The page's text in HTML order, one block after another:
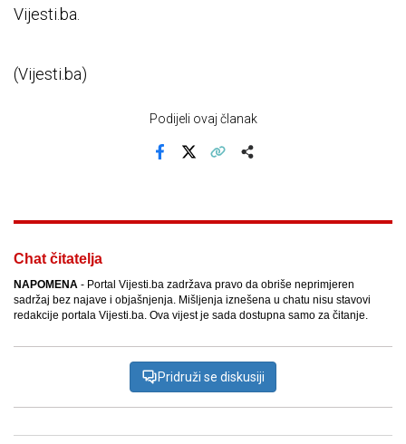
Vijesti.ba.
(Vijesti.ba)
Podijeli ovaj članak
Chat čitatelja
NAPOMENA - Portal Vijesti.ba zadržava pravo da obriše neprimjeren
sadržaj bez najave i objašnjenja. Mišljenja iznešena u chatu nisu stavovi
redakcije portala Vijesti.ba. Ova vijest je sada dostupna samo za čitanje.
Pridruži se diskusiji